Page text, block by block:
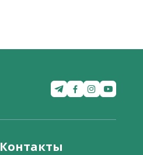
Контакты